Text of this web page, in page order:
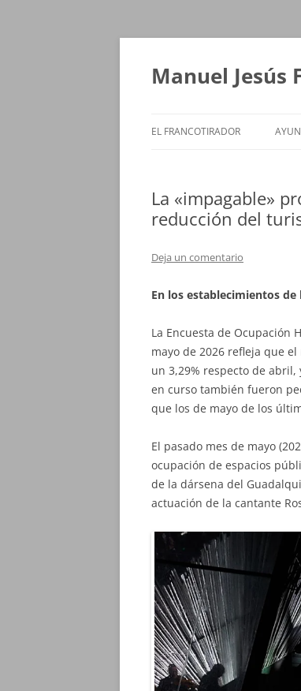
Saltar
Manuel Jesús
EL FRANCOTIRADOR
La «impagable»
reducción del
Deja un comentario
En los establecimientos
La Encuesta de Ocupación
mayo de 2026 refleja que
un 3,29% respecto de abril,
en curso también fueron
que los de mayo de los
El pasado mes de mayo
ocupación de espacios
de la dársena del
actuación de la cantante